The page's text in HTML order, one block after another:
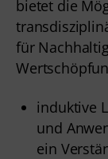
bietet die
für
induktive
und
ein